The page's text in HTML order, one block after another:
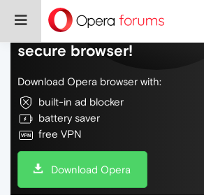
Do more on the web, with
secure browser!
Download Opera browser with:
built-in ad blocker
battery saver
free VPN
Download Opera